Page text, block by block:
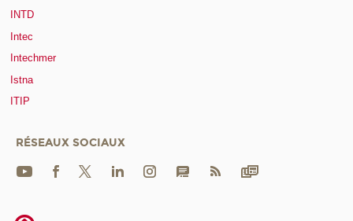
INTD
Intec
Intechmer
Istna
ITIP
RÉSEAUX SOCIAUX